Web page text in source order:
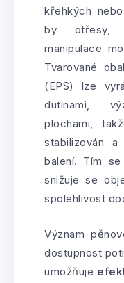
křehkých
by otřesy,
manipulace
Tvarované
(EPS) lze
dutinami,
plochami,
stabilizován
balení. Tím se
snižuje se
spolehlivost
Význam
dostupnost
umožňuje